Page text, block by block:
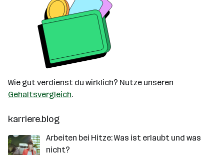
Wie gut verdienst du wirklich? Nutze unseren
Gehaltsvergleich.
karriere.blog
Arbeiten bei Hitze: Was ist erlaubt und was
nicht?